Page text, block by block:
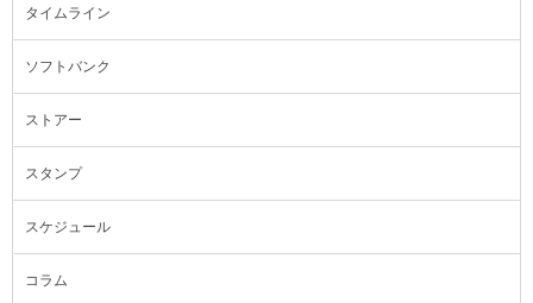
タイムライン
ソフトバンク
ストアー
スタンプ
スケジュール
コラム